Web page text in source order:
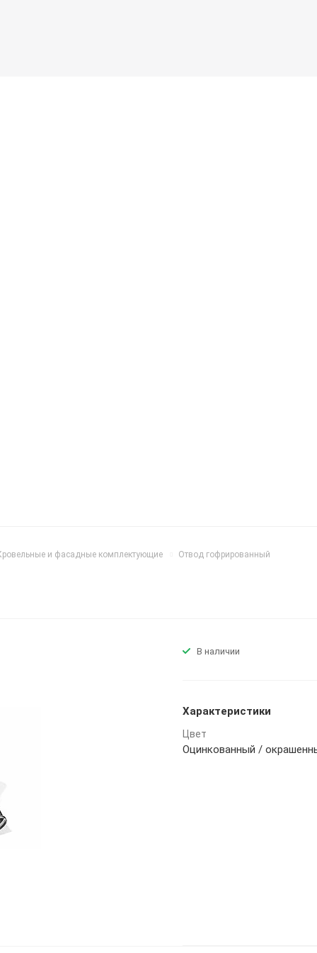
и фасадные комплектующие Отвод гофрированный
В наличии
Характеристики
Цвет
Оцинкованный /